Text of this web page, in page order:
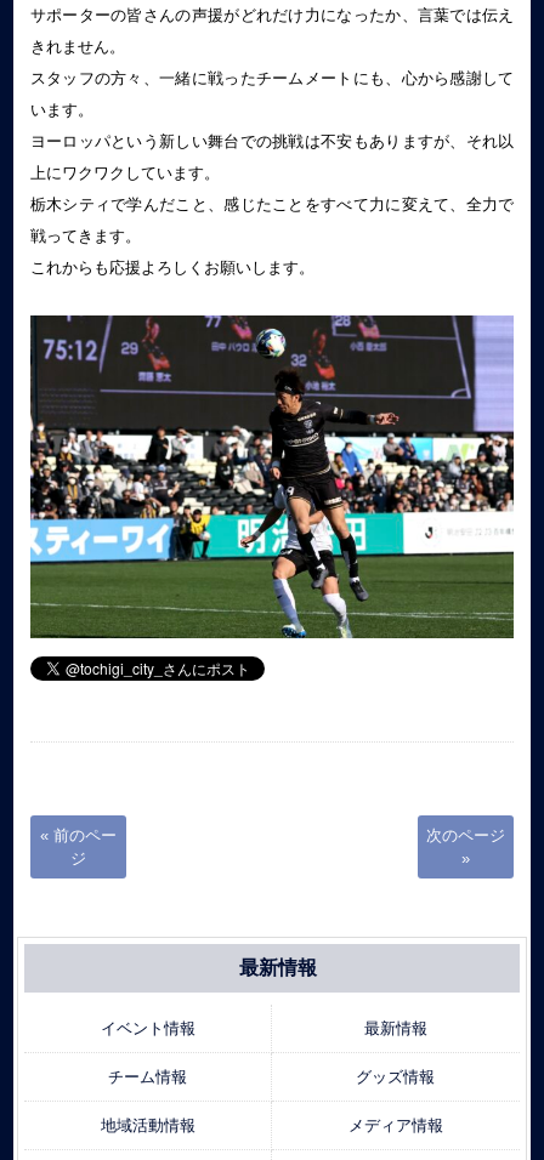
サポーターの皆さんの声援がどれだけ力になったか、言葉では伝え
きれません。
スタッフの方々、一緒に戦ったチームメートにも、心から感謝して
います。
ヨーロッパという新しい舞台での挑戦は不安もありますが、それ以
上にワクワクしています。
栃木シティで学んだこと、感じたことをすべて力に変えて、全力で
戦ってきます。
これからも応援よろしくお願いします。
« 前のペー
ジ
次のページ
»
最新情報
イベント情報 最新情報
チーム情報 グッズ情報
地域活動情報 メディア情報